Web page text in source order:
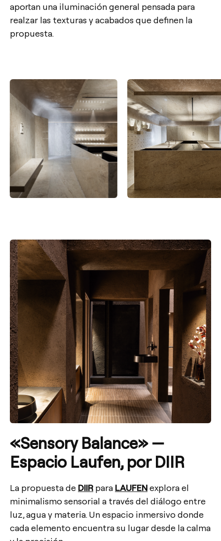
aportan una iluminación general pensada para
realzar las texturas y acabados que definen la
propuesta.
«Sensory Balance» —
Espacio Laufen, por DIIR
La propuesta de DIIR para LAUFENexplora el
minimalismo sensorial a través del diálogo entre
luz, agua y materia. Un espacio inmersivo donde
cada elemento encuentra su lugar desde la calma